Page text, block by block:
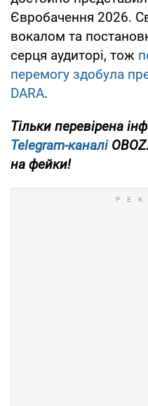
Євробачення 2026.
вокалом та
серця аудиторі, тож
перемогу здобула
DARA.
Тільки перевірена
Telegram-каналі
на фейки!